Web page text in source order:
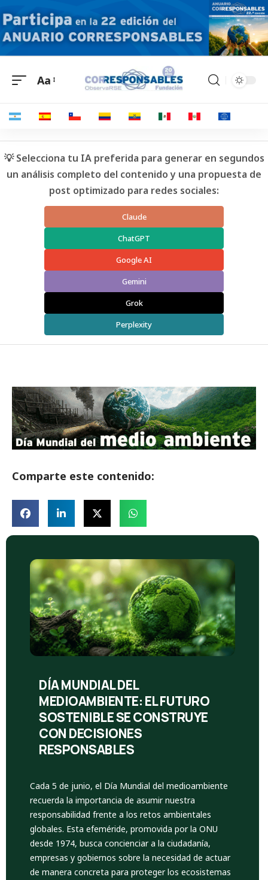
Aa
💡 Selecciona tu IA preferida para generar en segundos
un análisis completo del contenido y una propuesta de
post optimizado para redes sociales:
Claude
ChatGPT
Google AI
Gemini
Grok
Perplexity
Comparte este contenido:
DÍA MUNDIAL DEL
MEDIOAMBIENTE: EL FUTURO
SOSTENIBLE SE CONSTRUYE
CON DECISIONES
RESPONSABLES
Cada 5 de junio, el Día Mundial del medioambiente
recuerda la importancia de asumir nuestra
responsabilidad frente a los retos ambientales
globales. Esta efeméride, promovida por la ONU
desde 1974, busca concienciar a la ciudadanía,
empresas y gobiernos sobre la necesidad de actuar
de manera concreta para proteger los ecosistemas